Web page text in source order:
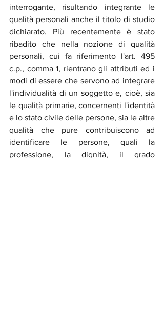
interrogante, risultando integrante le
qualità personali anche il titolo di studio
dichiarato. Più recentemente è stato
ribadito che nella nozione di qualità
personali, cui fa riferimento l'art. 495
c.p., comma 1, rientrano gli attributi ed i
modi di essere che servono ad integrare
l'individualità di un soggetto e, cioè, sia
le qualità primarie, concernenti l'identità
e lo stato civile delle persone, sia le altre
qualità che pure contribuiscono ad
identificare le persone, quali la
professione, la dignità, il grado